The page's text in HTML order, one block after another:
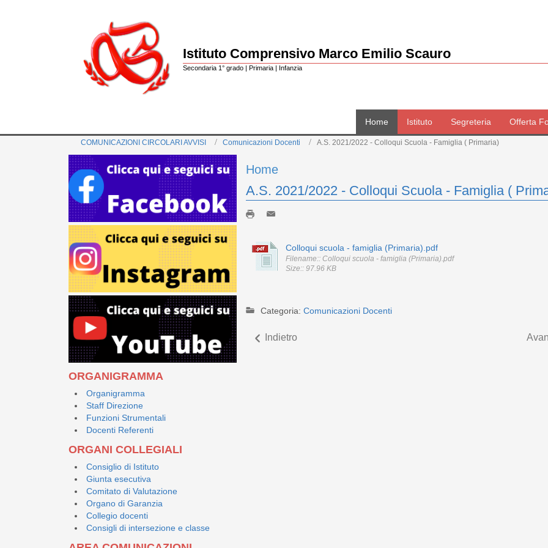
Istituto Comprensivo Marco Emilio Scauro
Secondaria 1° grado | Primaria | Infanzia
Home Istituto Segreteria Offerta
COMUNICAZIONI CIRCOLARI AVVISI Comunicazioni Docenti A.S. 2021/2022 - Colloqui Scuola - Famiglia ( Primaria)
ORGANIGRAMMA
Organigramma
Staff Direzione
Funzioni Strumentali
Docenti Referenti
ORGANI COLLEGIALI
Consiglio di Istituto
Giunta esecutiva
Comitato di Valutazione
Organo di Garanzia
Collegio docenti
Consigli di intersezione e classe
Home
A.S. 2021/2022 - Colloqui Scuola - Famiglia (
Colloqui scuola - famiglia (Primaria).pdf
Filename:: Colloqui scuola - famiglia (Primaria).pdf
Size:: 97.96 KB
Categoria: Comunicazioni Docenti
Indietro